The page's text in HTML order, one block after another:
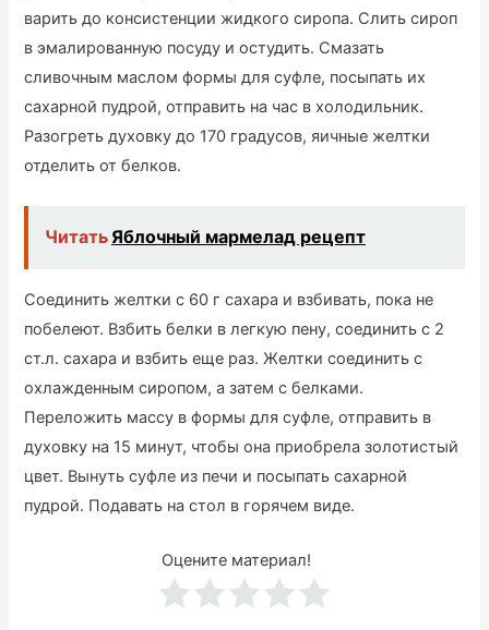
варить до консистенции жидкого сиропа. Слить сироп
в эмалированную посуду и остудить. Смазать
сливочным маслом формы для суфле, посыпать их
сахарной пудрой, отправить на час в холодильник.
Разогреть духовку до 170 градусов, яичные желтки
отделить от белков.
Читать Яблочный мармелад рецепт
Соединить желтки с 60 г сахара и взбивать, пока не
побелеют. Взбить белки в легкую пену, соединить с 2
ст.л. сахара и взбить еще раз. Желтки соединить с
охлажденным сиропом, а затем с белками.
Переложить массу в формы для суфле, отправить в
духовку на 15 минут, чтобы она приобрела золотистый
цвет. Вынуть суфле из печи и посыпать сахарной
пудрой. Подавать на стол в горячем виде.
Оцените материал!